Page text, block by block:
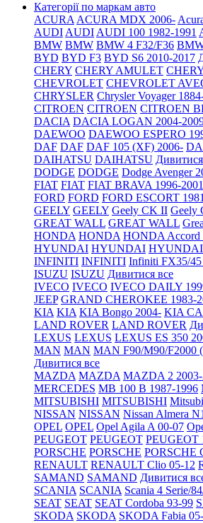
Категорії по маркам авто
ACURA ACURA MDX 2006-
AUDI AUDI AUDI 100 1982-1991
BMW BMW BMW 4 F32/F36
BYD BYD F3 BYD S6 2010-2017
CHERY CHERY AMULET
CHEVROLET CHEVROLET
CHRYSLER Chrysler Voyager
CITROEN CITROEN CITROEN
DACIA DACIA LOGAN 2004-
DAEWOO DAEWOO ESPERO
DAF DAF DAF 105 (XF) 2006-
DAIHATSU DAIHATSU
DODGE DODGE Dodge Avenger
FIAT FIAT FIAT BRAVA 1996-2001
FORD FORD FORD ESCORT
GEELY GEELY Geely CK II Geely
GREAT WALL GREAT WALL
HONDA HONDA HONDA Accord
HYUNDAI HYUNDAI HYUNDAI
INFINITI INFINITI Infiniti FX35/45
ISUZU ISUZU Дивитися все
IVECO IVECO IVECO DAILY
JEEP GRAND CHEROKEE 1983-
KIA KIA KIA Bongo 2004- KIA
LAND ROVER LAND ROVER
LEXUS LEXUS LEXUS ES 350
MAN MAN MAN F90/M90/F2000
Дивитися все
MAZDA MAZDA MAZDA 2
MERCEDES MB 100 B 1987-1996
MITSUBISHI MITSUBISHI
NISSAN NISSAN Nissan Almera
OPEL OPEL Opel Agila A 00-07
PEUGEOT PEUGEOT PEUGEOT
PORSCHE PORSCHE PORSCHE
RENAULT RENAULT Clio 05-12
SAMAND SAMAND Дивитися
SCANIA SCANIA Scania 4 Serie/
SEAT SEAT SEAT Cordoba 93-99
SKODA SKODA SKODA Fabia